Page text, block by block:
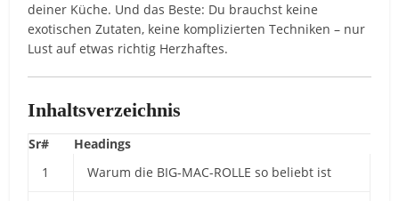
deiner Küche. Und das Beste: Du brauchst keine
exotischen Zutaten, keine komplizierten Techniken – nur
Lust auf etwas richtig Herzhaftes.
Inhaltsverzeichnis
Sr#
Headings
1
Warum die BIG-MAC-ROLLE so beliebt ist